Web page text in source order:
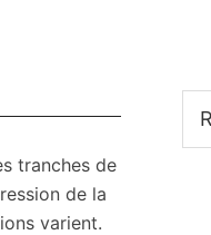
tranches de
de la
varient.
sur